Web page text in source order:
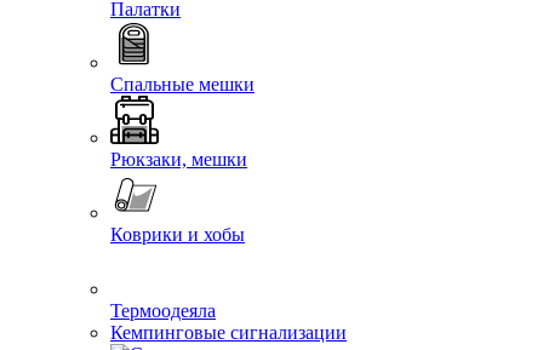
Палатки
Спальные мешки
Рюкзаки, мешки
Коврики и хобы
Термоодеяла
Кемпинговые сигнализации